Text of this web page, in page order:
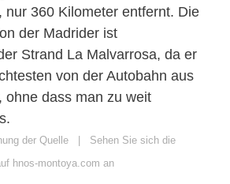
nur 360 Kilometer entfernt. Die
der Madrider ist
Strand La Malvarrosa, da er
von der Autobahn aus
ohne dass man zu weit
der Quelle
Sehen Sie sich die
hnos-montoya.com an